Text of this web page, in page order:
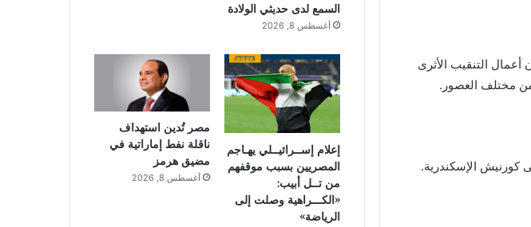
التنقيب الأثرى
من مختلف العصور.
كورنيش الإسكندرية.
السمع لدى حديثي الولادة
أغسطس 8, 2026
إعلام إســرائيــلي يهـاجم
المصريين بسبب موقفهم
من تــل أبيب:
«الكـــراهية وصلت إلى
الرياضة»
مصر تُدين استهداف
ناقلة نفط إماراتية في
مضيق هرمز
أغسطس 8, 2026